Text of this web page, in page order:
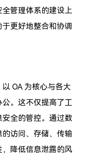
管理体系的建设上
更好地整合和协调
OA 为核心与各大
。这不仅提高了工
全的管控。通过数
访问、存储、传输
降低信息泄露的风